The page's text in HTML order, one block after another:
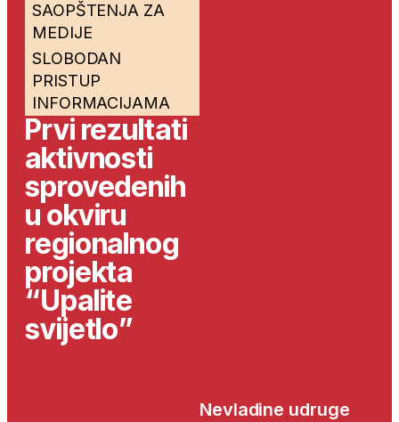
SAOPŠTENJA ZA
MEDIJE
SLOBODAN
PRISTUP
INFORMACIJAMA
Prvi rezultati
aktivnosti
sprovedenih
u okviru
regionalnog
projekta
“Upalite
svijetlo”
Nevladine udruge